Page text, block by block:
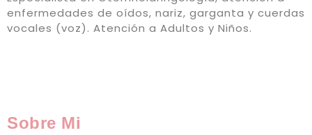
enfermedades de oídos, nariz, garganta y cuerdas
vocales (voz). Atención a Adultos y Niños.
Sobre Mi